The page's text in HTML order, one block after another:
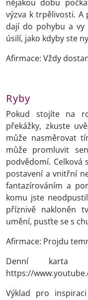
nějakou dobu
výzva k trpělivosti. A
dají do pohybu a vy
úsilí, jako kdyby ste
Afirmace: Vždy
Ryby
Pokud stojíte na
překážky, zkuste
může nasměrovat
může promluvit
podvědomí. Celková
postavení a vnitřní
fantazírováním a
komu jste
příznivě nakloněn
umění, pusťte se s
Afirmace: Projdu
Denní karta
https://
Výklad pro